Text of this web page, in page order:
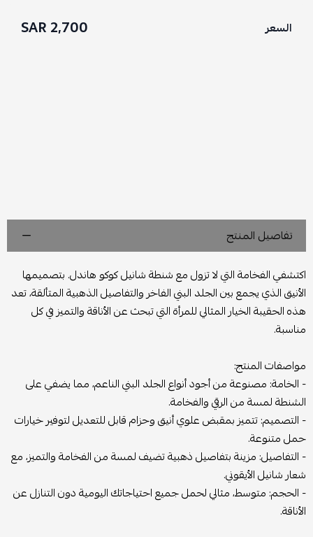
السعر 2,700 SAR
تفاصيل المنتج
اكتشفي الفخامة التي لا تزول مع شنطة شانيل كوكو هاندل. بتصميمها
الأنيق الذي يجمع بين الجلد البني الفاخر والتفاصيل الذهبية المتألقة، تعد
هذه الحقيبة الخيار المثالي للمرأة التي تبحث عن الأناقة والتميز في كل
مناسبة.
مواصفات المنتج:
- الخامة: مصنوعة من أجود أنواع الجلد البني الناعم، مما يضفي على
الشنطة لمسة من الرقي والفخامة.
- التصميم: تتميز بمقبض علوي أنيق وحزام قابل للتعديل لتوفير خيارات
حمل متنوعة.
- التفاصيل: مزينة بتفاصيل ذهبية تضيف لمسة من الفخامة والتميز، مع
شعار شانيل الأيقوني.
- الحجم: متوسط، مثالي لحمل جميع احتياجاتك اليومية دون التنازل عن
الأناقة.